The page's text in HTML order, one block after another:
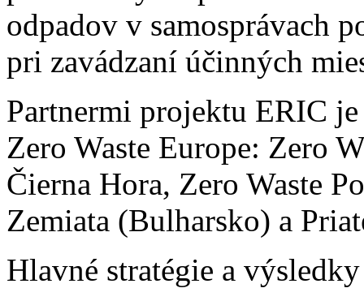
odpadov v samosprávach
pri zavádzaní účinných
Partnermi projektu ERIC
Zero Waste Europe: Zero
Čierna Hora, Zero Waste
Zemiata (Bulharsko) a
Hlavné stratégie a